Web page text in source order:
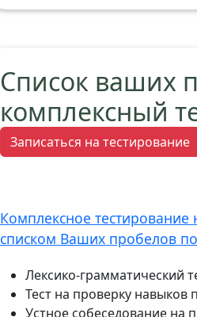
Список ваших
комплексный
Записаться на тестирование
Комплексное
списком Ваших пробелов
Лексико-грамматический
Тест на проверку
Устное собеседование на